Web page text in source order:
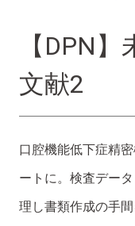
【DPN
文献2
口腔機能低下症精
ートに。検査デー
理し書類作成の手